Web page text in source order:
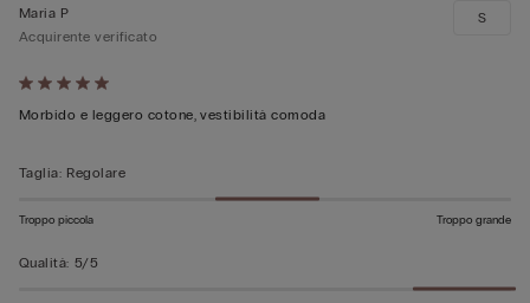
Valutato
5
5
Maria P
Acquirente verificato
Morbido e leggero cotone, vestibilità comoda
S
Taglia: Regolare
Troppo piccola Troppo grande
Qualità: 5/5